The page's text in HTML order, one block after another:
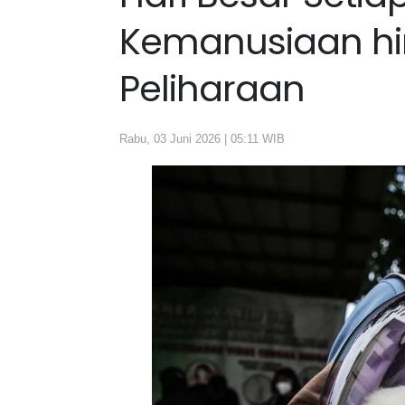
Kemanusiaan
Peliharaan
Rabu, 03 Juni 2026 | 05:11 WIB